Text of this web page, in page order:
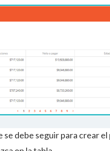
se debe seguir para crear